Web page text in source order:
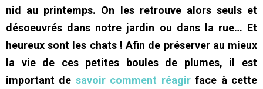
nid au printemps. On les retrouve alors seuls et
désoeuvrés dans notre jardin ou dans la rue… Et
heureux sont les chats ! Afin de préserver au mieux
la vie de ces petites boules de plumes, il est
important de savoir comment réagirface à cette